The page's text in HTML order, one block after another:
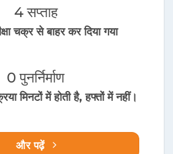
4 सप्ताह
चक्र से बाहर कर दिया गया
0 पुनर्निर्माण
मिनटों में होती है, हफ्तों में नहीं।
और पढ़ें